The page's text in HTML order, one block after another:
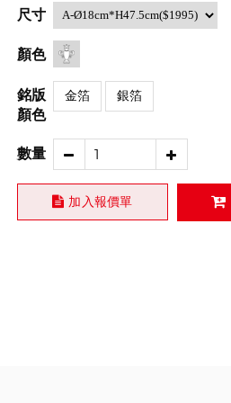
尺寸
顏色
銘版
顏色
金箔 銀箔
數量
加入報價單